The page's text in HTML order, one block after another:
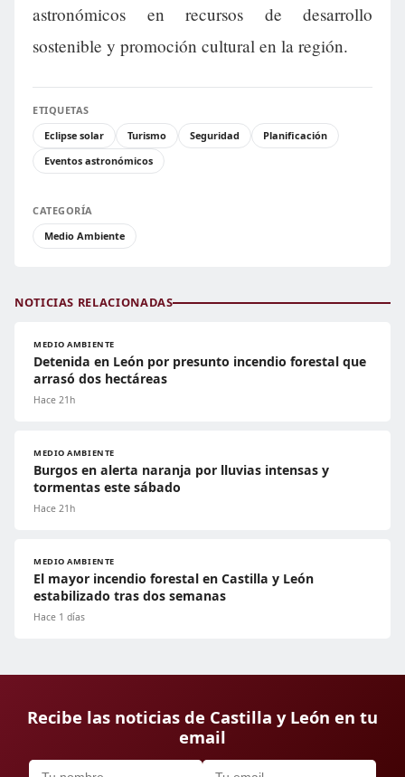
astronómicos en recursos de desarrollo
sostenible y promoción cultural en la región.
ETIQUETAS
Eclipse solar
Turismo Seguridad
Planificación
Eventos astronómicos
CATEGORÍA
Medio Ambiente
NOTICIAS RELACIONADAS
MEDIO AMBIENTE
Detenida en León por presunto incendio forestal que
arrasó dos hectáreas
Hace 21h
MEDIO AMBIENTE
Burgos en alerta naranja por lluvias intensas y
tormentas este sábado
Hace 21h
MEDIO AMBIENTE
El mayor incendio forestal en Castilla y León
estabilizado tras dos semanas
Hace 1 días
Recibe las noticias de Castilla y León en tu
email